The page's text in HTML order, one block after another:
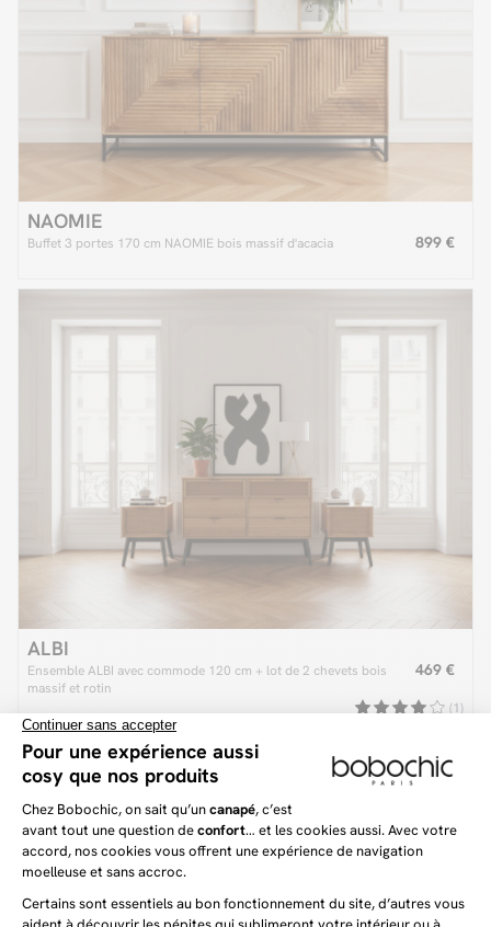
NAOMIE
Buffet 3 portes 170 cm NAOMIE bois massif d'acacia 899 €
ALBI
Ensemble ALBI avec commode 120 cm + lot de 2 chevets bois
massif et rotin
469 €
(1)